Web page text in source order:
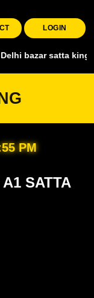
LOGIN
king,
PM
SATTA